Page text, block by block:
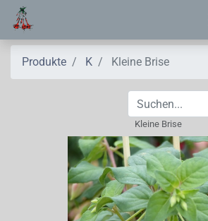
Produkte K Kleine Brise
Kleine Brise